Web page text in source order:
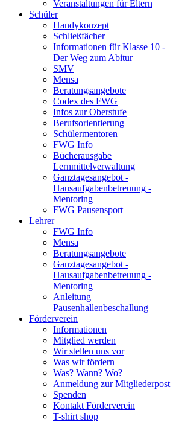
Veranstaltungen für Eltern
Schüler
Handykonzept
Schließfächer
Informationen für Klasse 10 -
Der Weg zum Abitur
SMV
Mensa
Beratungsangebote
Codex des FWG
Infos zur Oberstufe
Berufsorientierung
Schülermentoren
FWG Info
Bücherausgabe
Lernmittelverwaltung
Ganztagesangebot -
Hausaufgabenbetreuung -
Mentoring
FWG Pausensport
Lehrer
FWG Info
Mensa
Beratungsangebote
Ganztagesangebot -
Hausaufgabenbetreuung -
Mentoring
Anleitung
Pausenhallenbeschallung
Förderverein
Informationen
Mitglied werden
Wir stellen uns vor
Was wir fördern
Was? Wann? Wo?
Anmeldung zur Mitgliederpost
Spenden
Kontakt Förderverein
T-shirt shop